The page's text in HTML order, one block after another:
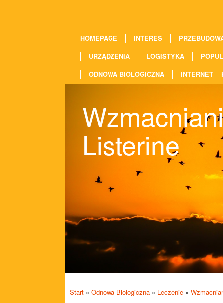
HOMEPAGE INTERES
URZĄDZENIA
LOGISTYKA
ODNOWA BIOLOGICZNA
INTERNET
Listerine
Start » Odnowa Biologiczna » Leczenie »